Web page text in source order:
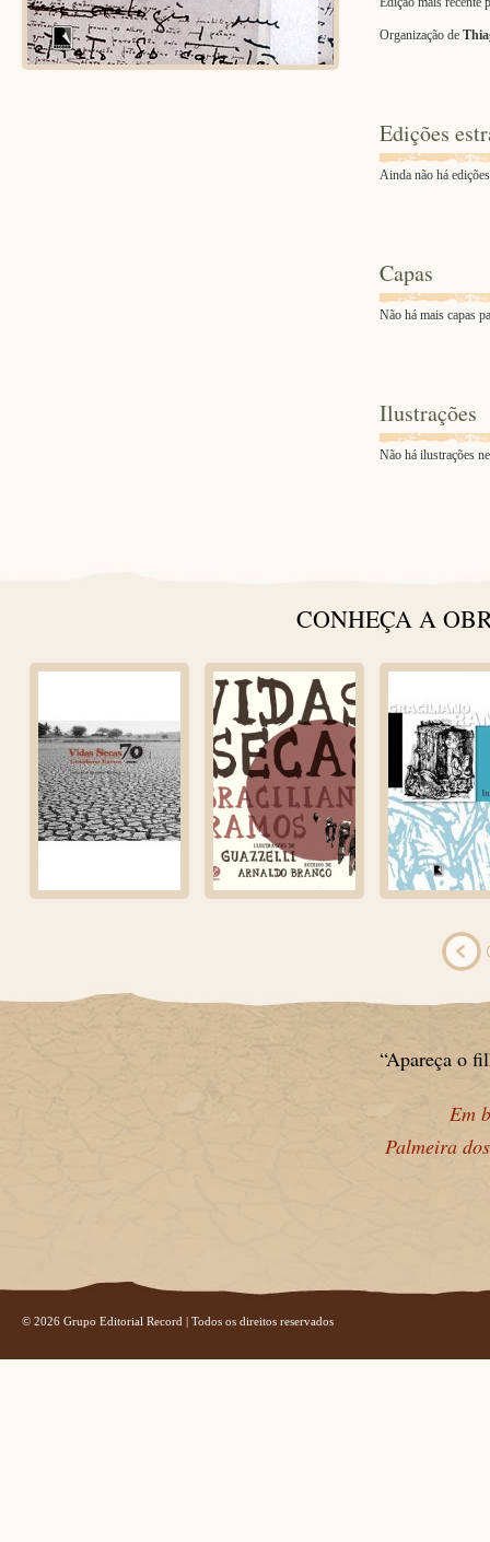
Organização de
Edições
Ainda não há
Capas
Não há mais capas
Ilustrações
Não há ilustrações
CONHEÇA A
“Apareça o
Em
Palmeira
© 2026 Grupo Editorial Record | Todos os direitos reservados